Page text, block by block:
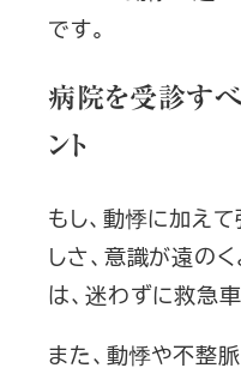
です。
病院を受診すべ
ント
もし、動悸に加え
しさ、意識が遠の
は、迷わずに救急
また、動悸や不整